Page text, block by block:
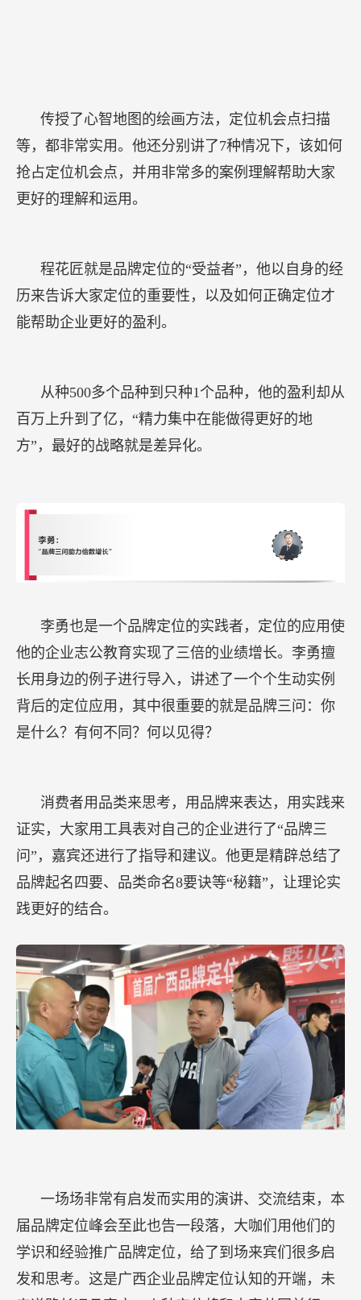
传授了心智地图的绘画方法，定位机会点扫描
等，都非常实用。他还分别讲了7种情况下，该如何
抢占定位机会点，并用非常多的案例理解帮助大家
更好的理解和运用。
程花匠就是品牌定位的“受益者”，他以自身的经
历来告诉大家定位的重要性，以及如何正确定位才
能帮助企业更好的盈利。
从种500多个品种到只种1个品种，他的盈利却从
百万上升到了亿，“精力集中在能做得更好的地
方”，最好的战略就是差异化。
李勇也是一个品牌定位的实践者，定位的应用使
他的企业志公教育实现了三倍的业绩增长。李勇擅
长用身边的例子进行导入，讲述了一个个生动实例
背后的定位应用，其中很重要的就是品牌三问：你
是什么？有何不同？何以见得？
消费者用品类来思考，用品牌来表达，用实践来
证实，大家用工具表对自己的企业进行了“品牌三
问”，嘉宾还进行了指导和建议。他更是精辟总结了
品牌起名四要、品类命名8要诀等“秘籍”，让理论实
践更好的结合。
一场场非常有启发而实用的演讲、交流结束，本
届品牌定位峰会至此也告一段落，大咖们用他们的
学识和经验推广品牌定位，给了到场来宾们很多启
发和思考。这是广西企业品牌定位认知的开端，未